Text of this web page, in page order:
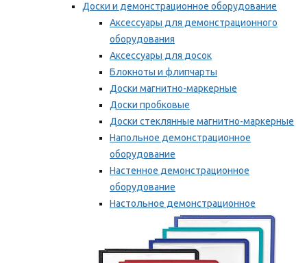
Доски и демонстрационное оборудование
Аксессуары для демонстрационного
оборудования
Аксессуары для досок
Блокноты и флипчарты
Доски магнитно-маркерные
Доски пробковые
Доски стеклянные магнитно-маркерные
Напольное демонстрационное
оборудование
Настенное демонстрационное
оборудование
Настольное демонстрационное
оборудование
Мы рекомендуем